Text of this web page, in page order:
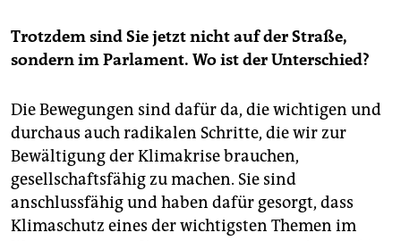
Trotzdem sind Sie jetzt nicht auf der Straße,
sondern im Parlament. Wo ist der Unterschied?
Die Bewegungen sind dafür da, die wichtigen und
durchaus auch radikalen Schritte, die wir zur
Bewältigung der Klimakrise brauchen,
gesellschaftsfähig zu machen. Sie sind
anschlussfähig und haben dafür gesorgt, dass
Klimaschutz eines der wichtigsten Themen im